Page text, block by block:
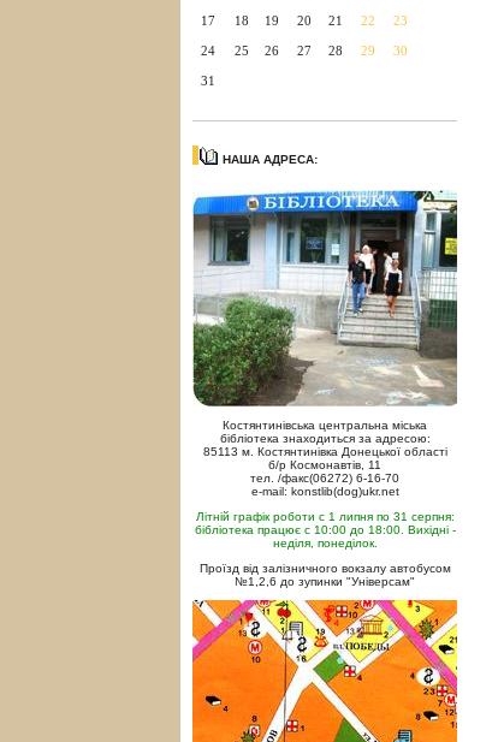
17 18 19 20 21 22 23
24 25 26 27 28 29 30
31
НАША АДРЕСА:
Костянтинівська центральна міська
бібліотека знаходиться за адресою:
85113 м. Костянтинівка Донецької області
б/р Космонавтів, 11
тел. /факс(06272) 6-16-70
e-mail: konstlib(dog)ukr.net
Літній графік роботи с 1 липня по 31 серпня:
бібліотека працює с 10:00 до 18:00. Вихідні -
неділя, понеділок.
Проїзд від залізничного вокзалу автобусом
№1,2,6 до зупинки "Універсам"